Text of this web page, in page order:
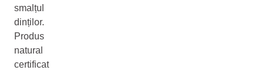
smalțul
dinților.
Produs
natural
certificat